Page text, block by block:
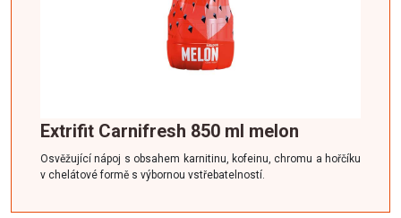
Extrifit Carnifresh 850 ml melon
Osvěžující nápoj s obsahem karnitinu, kofeinu, chromu a hořčíku
v chelátové formě s výbornou vstřebatelností.